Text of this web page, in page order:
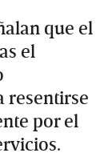
que el
el
resentirse
por el